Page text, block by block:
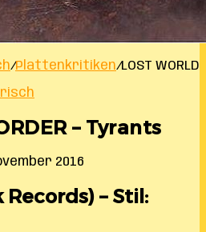
/Plattenkritiken/LOST WORLD
– Tyrants
2016
– Stil: